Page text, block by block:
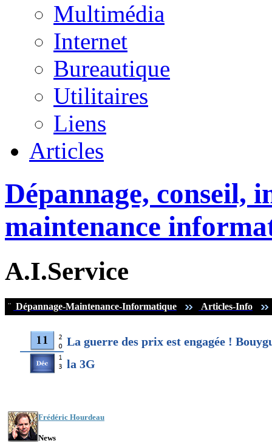
Multimédia
Internet
Bureautique
Utilitaires
Liens
Articles
Dépannage, conseil,
maintenance
A.I.Service
¨ Dépannage-Maintenance-Informatique Articles-Info
La guerre des prix est engagée !
la 3G
Frédéric Hourdeau
News